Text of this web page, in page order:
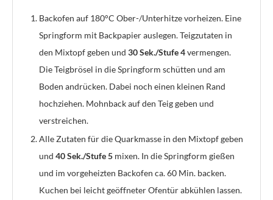
Backofen auf 180°C Ober-/Unterhitze vorheizen. Eine
Springform mit Backpapier auslegen. Teigzutaten in
den Mixtopf geben und 30 Sek./Stufe 4vermengen.
Die Teigbrösel in die Springform schütten und am
Boden andrücken. Dabei noch einen kleinen Rand
hochziehen. Mohnback auf den Teig geben und
verstreichen.
Alle Zutaten für die Quarkmasse in den Mixtopf geben
und 40 Sek./Stufe 5 mixen. In die Springform gießen
und im vorgeheizten Backofen ca. 60 Min. backen.
Kuchen bei leicht geöffneter Ofentür abkühlen lassen.